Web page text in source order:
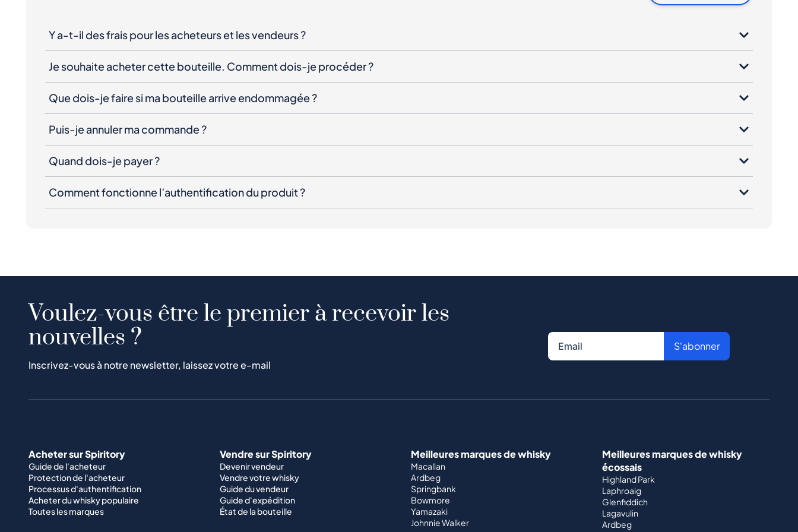
Y a-t-il des frais pour les acheteurs et les vendeurs ?
Je souhaite acheter cette bouteille. Comment dois-je procéder ?
Que dois-je faire si ma bouteille arrive endommagée ?
Puis-je annuler ma commande ?
Quand dois-je payer ?
Comment fonctionne l’authentification du produit ?
Voulez-vous être le premier à recevoir les
nouvelles ?
Inscrivez-vous à notre newsletter, laissez votre e-mail
S'abonner
Acheter sur Spiritory
Guide de l'acheteur
Protection de l'acheteur
Processus d'authentification
Acheter du whisky populaire
Toutes les marques
Vendre sur Spiritory
Devenir vendeur
Vendre votre whisky
Guide du vendeur
Guide d'expédition
État de la bouteille
Meilleures marques de whisky
Macallan
Ardbeg
Springbank
Bowmore
Yamazaki
Johnnie Walker
Meilleures marques de whisky
écossais
Highland Park
Laphroaig
Glenfiddich
Lagavulin
Ardbeg